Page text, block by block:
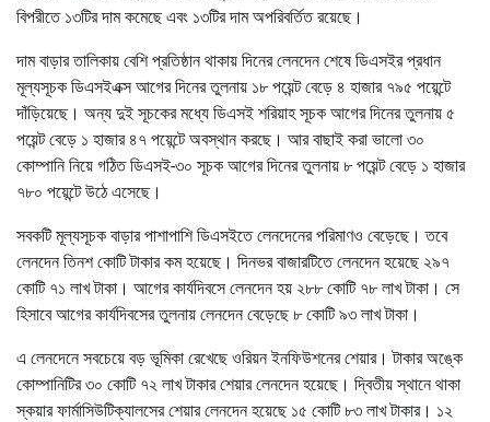
বিপরীতে ১৩টির দাম কমেছে এবং ১৩টির দাম অপরিবর্তিত রয়েছে।
দাম বাড়ার তালিকায় বেশি প্রতিষ্ঠান থাকায় দিনের লেনদেন শেষে ডিএসইর প্রধান
মূল্যসূচক ডিএসইএক্স আগের দিনের তুলনায় ১৮ পয়েন্ট বেড়ে ৪ হাজার ৭৯৫ পয়েন্টে
দাঁড়িয়েছে। অন্য দুই সূচকের মধ্যে ডিএসই শরিয়াহ সূচক আগের দিনের তুলনায় ৫
পয়েন্ট বেড়ে ১ হাজার ৪৭ পয়েন্টে অবস্থান করছে। আর বাছাই করা ভালো ৩০
কোম্পানি নিয়ে গঠিত ডিএসই-৩০ সূচক আগের দিনের তুলনায় ৮ পয়েন্ট বেড়ে ১ হাজার
৭৮০ পয়েন্টে উঠে এসেছে।
সবকটি মূল্যসূচক বাড়ার পাশাপাশি ডিএসইতে লেনদেনের পরিমাণও বেড়েছে। তবে
লেনদেন তিনশ কোটি টাকার কম হয়েছে। দিনভর বাজারটিতে লেনদেন হয়েছে ২৯৭
কোটি ৭১ লাখ টাকা। আগের কার্যদিবসে লেনদেন হয় ২৮৮ কোটি ৭৮ লাখ টাকা। সে
হিসাবে আগের কার্যদিবসের তুলনায় লেনদেন বেড়েছে ৮ কোটি ৯৩ লাখ টাকা।
এ লেনদেনে সবচেয়ে বড় ভূমিকা রেখেছে ওরিয়ন ইনফিউশনের শেয়ার। টাকার অঙ্কে
কোম্পানিটির ৩০ কোটি ৭২ লাখ টাকার শেয়ার লেনদেন হয়েছে। দ্বিতীয় স্থানে থাকা
স্কয়ার ফার্মাসিউটিক্যালসের শেয়ার লেনদেন হয়েছে ১৫ কোটি ৮৩ লাখ টাকার। ১২